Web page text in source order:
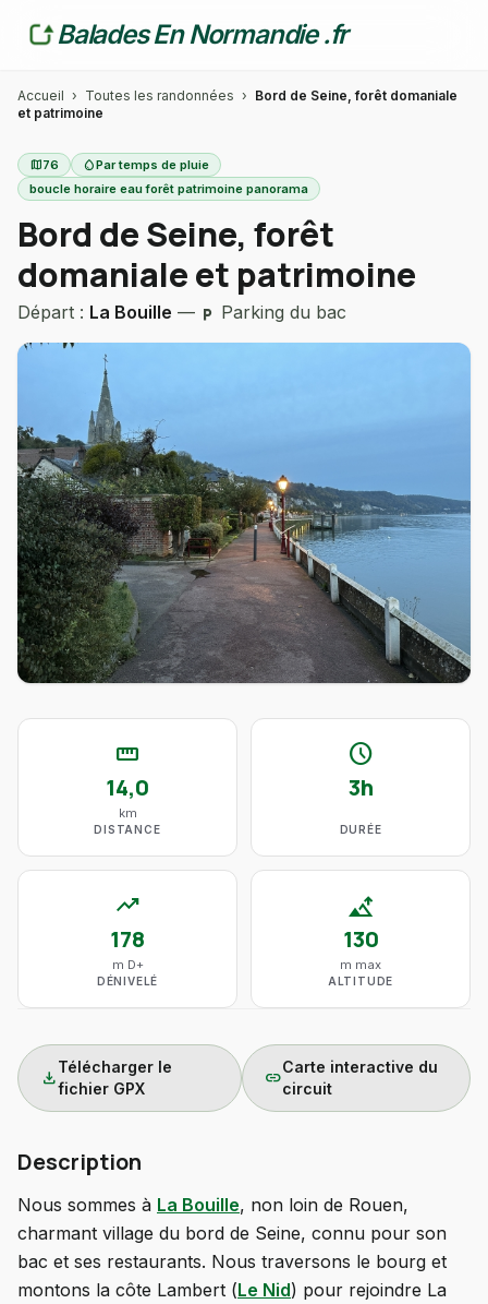
Balades En Normandie .fr
Accueil › Toutes les randonnées › Bord de Seine, forêt domaniale
et patrimoine
map76 water_dropPar temps de pluie
boucle horaire eau forêt patrimoine panorama
Bord de Seine, forêt
domaniale et patrimoine
Départ : La Bouille — local_parking Parking du bac
straighten
14,0
km
DISTANCE
schedule
3h
DURÉE
trending_up
178
m D+
DÉNIVELÉ
altitude
130
m max
ALTITUDE
download
Télécharger le
fichier GPX
link
Carte interactive du
circuit
Description
Nous sommes à La Bouille, non loin de Rouen,
charmant village du bord de Seine, connu pour son
bac et ses restaurants. Nous traversons le bourg et
montons la côte Lambert (Le Nid) pour rejoindre La